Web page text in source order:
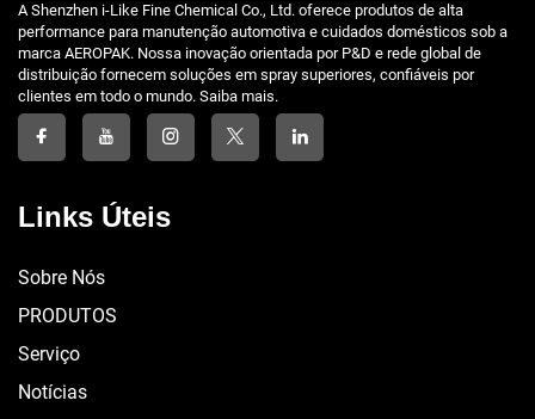
A Shenzhen i-Like Fine Chemical Co., Ltd. oferece produtos de alta
performance para manutenção automotiva e cuidados domésticos sob a
marca AEROPAK. Nossa inovação orientada por P&D e rede global de
distribuição fornecem soluções em spray superiores, confiáveis por
clientes em todo o mundo. Saiba mais.
Links Úteis
Sobre Nós
PRODUTOS
Serviço
Notícias